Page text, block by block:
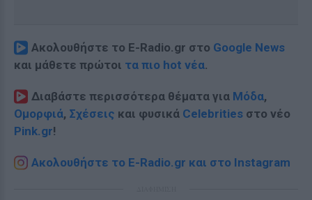
Ακολουθήστε το E-Radio.gr στο Google News
και μάθετε πρώτοι τα πιο hot νέα.
Διαβάστε περισσότερα θέματα για Μόδα,
Ομορφιά, Σχέσεις και φυσικά Celebrities στο νέο
Pink.gr!
Ακολουθήστε το E-Radio.gr και στο Instagram